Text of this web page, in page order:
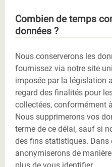
Combien de temps
données ?
Nous conserverons les
fournissez via notre site
imposée par la législation
regard des finalités pour
collectées, conformément
Nous supprimerons vos
terme de ce délai, sauf si
des fins statistiques. Dans
anonymiserons de